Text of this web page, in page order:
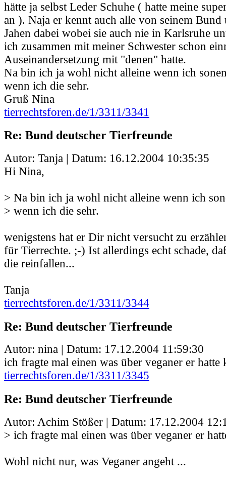
hätte ja selbst Leder Schuhe ( hatte meine
an ). Naja er kennt auch alle von seinem Bund
Jahen dabei wobei sie auch nie in Karlsruhe
ich zusammen mit meiner Schwester schon
Auseinandersetzung mit "denen" hatte.
Na bin ich ja wohl nicht alleine wenn ich
wenn ich die sehr.
Gruß Nina
tierrechtsforen.de/1/3311/3341
Re: Bund deutscher Tierfreunde
Autor: Tanja | Datum: 16.12.2004 10:35:35
Hi Nina,
> Na bin ich ja wohl nicht alleine wenn ich
> wenn ich die sehr.
wenigstens hat er Dir nicht versucht zu
für Tierrechte. ;-) Ist allerdings echt schade,
die reinfallen...
Tanja
tierrechtsforen.de/1/3311/3344
Re: Bund deutscher Tierfreunde
Autor: nina | Datum: 17.12.2004 11:59:30
ich fragte mal einen was über veganer er hatte
tierrechtsforen.de/1/3311/3345
Re: Bund deutscher Tierfreunde
Autor: Achim Stößer | Datum: 17.12.2004
> ich fragte mal einen was über veganer er
Wohl nicht nur, was Veganer angeht ...